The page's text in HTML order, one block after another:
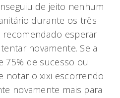
de jeito nenhum
durante os três
esperar
novamente. Se a
75% de sucesso ou
notar o xixi escorrendo
novamente mais para